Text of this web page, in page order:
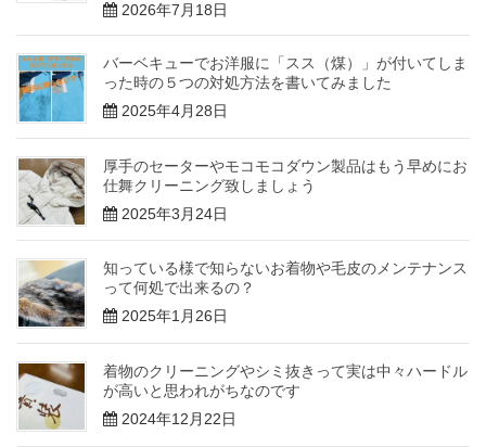
2026年7月18日
バーベキューでお洋服に「スス（煤）」が付いてしま
った時の５つの対処方法を書いてみました
2025年4月28日
厚手のセーターやモコモコダウン製品はもう早めにお
仕舞クリーニング致しましょう
2025年3月24日
知っている様で知らないお着物や毛皮のメンテナンス
って何処で出来るの？
2025年1月26日
着物のクリーニングやシミ抜きって実は中々ハードル
が高いと思われがちなのです
2024年12月22日